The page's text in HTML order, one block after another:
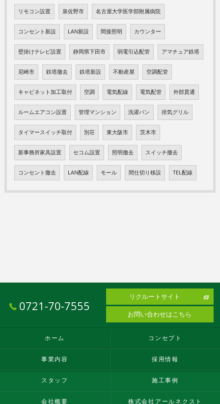
リモコン設置 泉佐野市 名古屋大学医学部附属病院
コンセント新設 LAN新設 間接照明 カウンター
壁掛けテレビ設置 静岡県下田市 弱電引込配管 アマチュア鉄塔
尼崎市 鉄塔撤去 鉄塔新設 不動産屋 空調配管
キャビネット加工取付 空調 電気配線 電気配管 外部貫通
ルームエアコン設置 管理マンション 洗濯パン 排気グリル
タイマースイッチ取付 別荘 東大阪市 茨木市
新事務所家具設置 セコム設置 照明撤去 スイッチ撤去
コンセント撤去 LAN配線 モール 間仕切り移設 TEL配線
0721-70-7555
リクルートサイト
お問い合わせはこちら
ホーム コンセプト
事業内容 採用情報
スタッフ 施工事例
会社概要 株式会社アールネクスト